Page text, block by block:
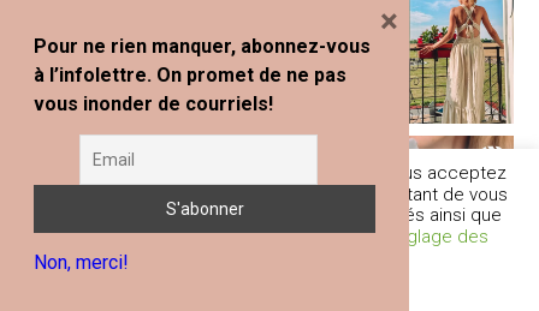
En poursuivant votre navigation sur ce site, vous acceptez
l'utilisation de traceurs (cookies) nous permettant de vous
fournir les services et fonctionnalités proposés ainsi que
d’améliorer votre expérience globale.
Réglage des
Pour ne rien manquer, abonnez-vous
à l’infolettre. On promet de ne pas
vous inonder de courriels!
Non, merci!
×